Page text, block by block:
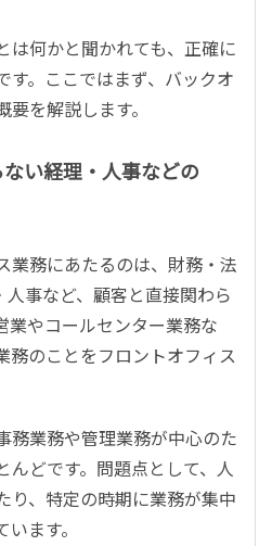
は何かと聞かれても、正確に
す。ここではまず、バックオ
を解説します。
い経理・人事などの
業務にあたるのは、財務・法
事など、顧客と直接関わら
業やコールセンター業務な
務のことをフロントオフィス
務業務や管理業務が中心のた
んどです。問題点として、人
り、特定の時期に業務が集中
ます。